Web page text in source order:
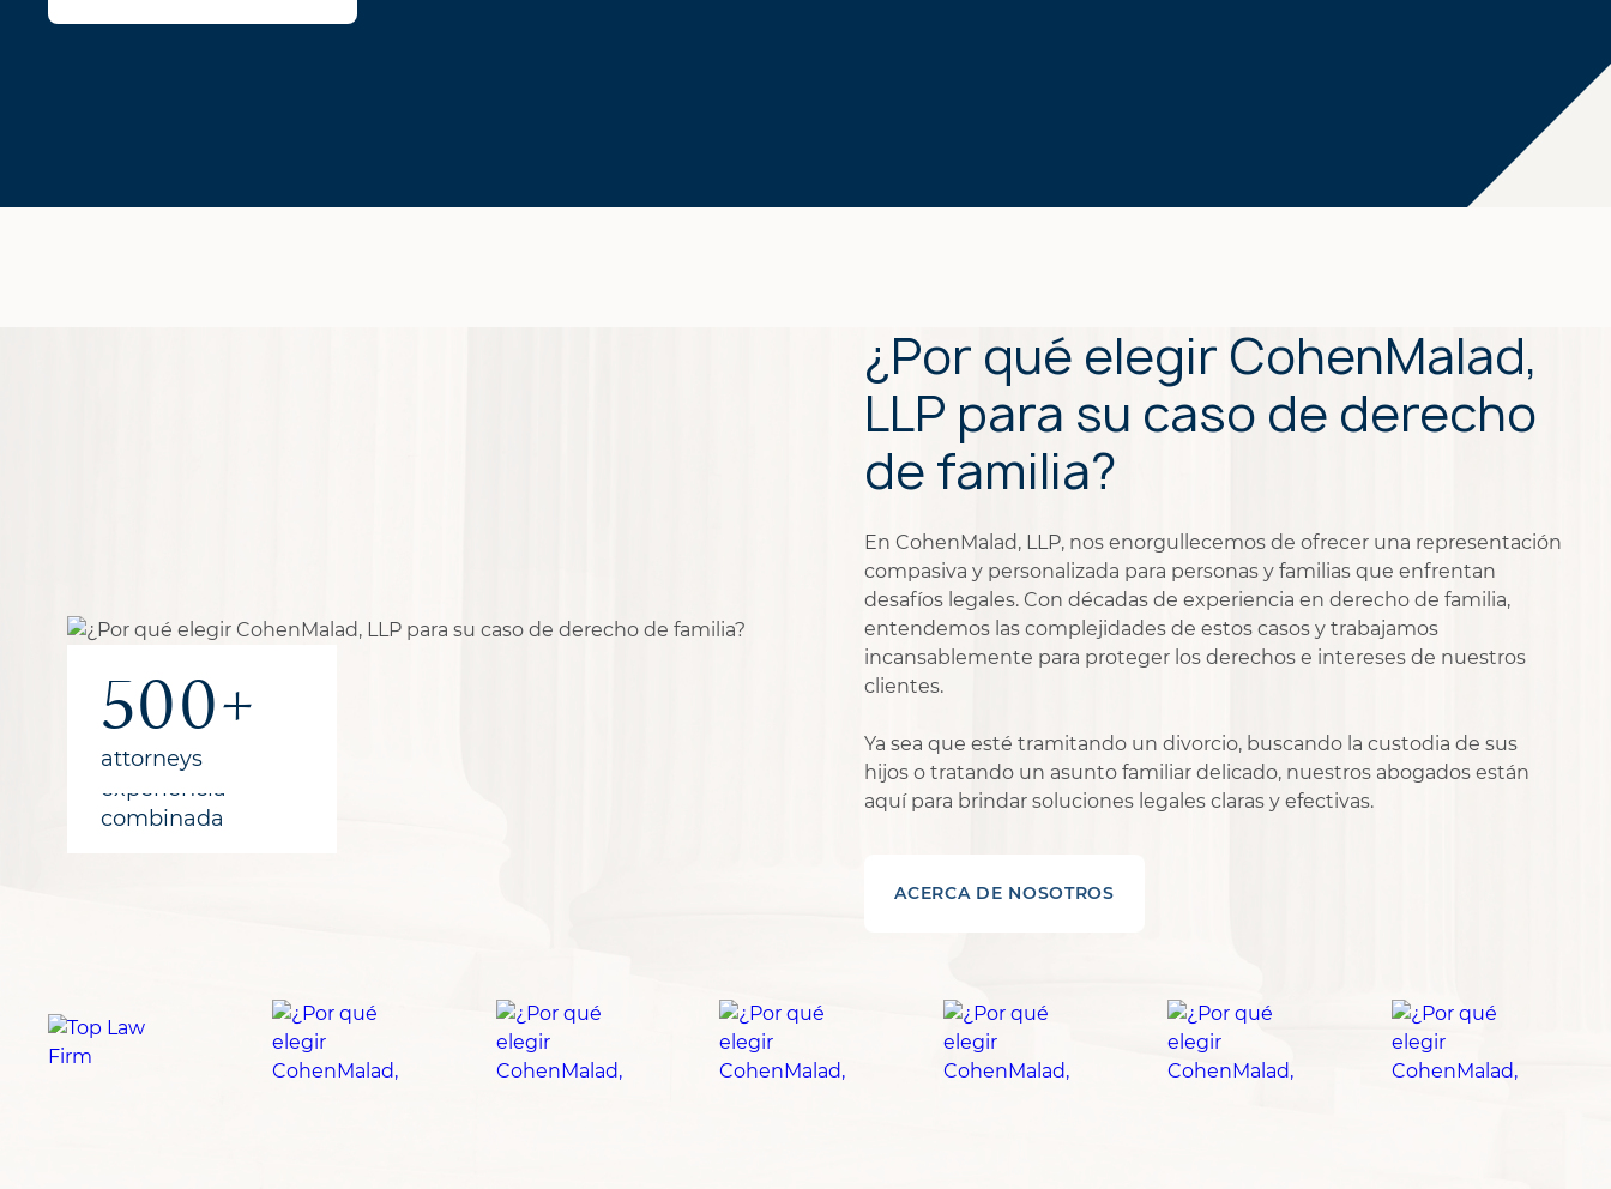
recuperado
para los
clientes
300+
años de
experiencia
combinada
500+
attorneys
¿Por qué elegir CohenMalad,
LLP para su caso de derecho
de familia?
En CohenMalad, LLP, nos enorgullecemos de ofrecer una representación
compasiva y personalizada para personas y familias que enfrentan
desafíos legales. Con décadas de experiencia en derecho de familia,
entendemos las complejidades de estos casos y trabajamos
incansablemente para proteger los derechos e intereses de nuestros
clientes.
Ya sea que esté tramitando un divorcio, buscando la custodia de sus
hijos o tratando un asunto familiar delicado, nuestros abogados están
aquí para brindar soluciones legales claras y efectivas.
ACERCA DE NOSOTROS